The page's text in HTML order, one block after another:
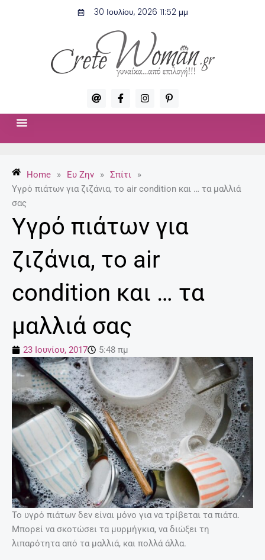
30 Ιουλίου, 2026 11:52 μμ
A
t
F
a
c
f
I
n
s
P
i
n
p
Home » Ευ Ζην » Σπίτι
»
Υγρό πιάτων για ζιζάνια, το air condition και … τα μαλλιά
σας
Υγρό πιάτων για
ζιζάνια, το air
condition και … τα
μαλλιά σας
23 Ιουνίου, 2017 5:48 πμ
Το υγρό πιάτων δεν είναι μόνο για να τρίβεται τα πιάτα.
Μπορεί να σκοτώσει τα μυρμήγκια, να διώξει τη
λιπαρότητα από τα μαλλιά, και πολλά άλλα.